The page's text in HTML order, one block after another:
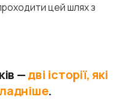
цей шлях з
—дві історії, які
.